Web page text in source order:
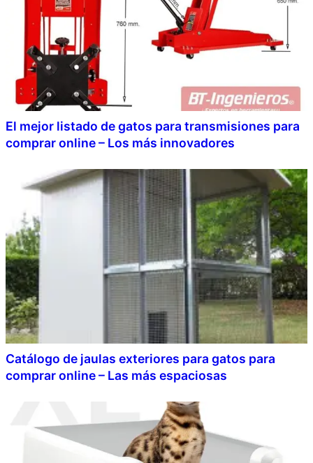
El mejor listado de gatos para transmisiones para
comprar online – Los más innovadores
Catálogo de jaulas exteriores para gatos para
comprar online – Las más espaciosas